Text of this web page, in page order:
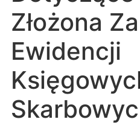
Złożona
Ewidencji